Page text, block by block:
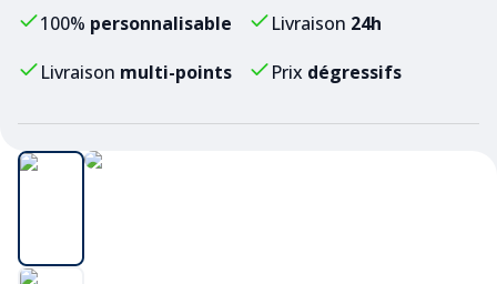
100% personnalisable Livraison 24h
Livraison multi-points Prix dégressifs